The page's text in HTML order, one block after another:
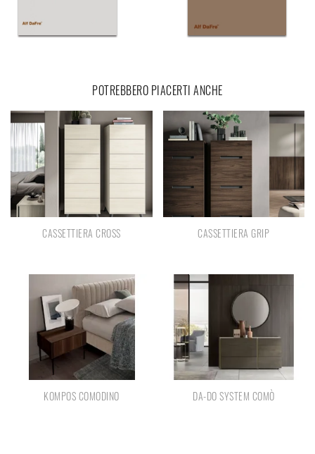
POTREBBERO PIACERTI ANCHE
CASSETTIERA CROSS CASSETTIERA GRIP
KOMPOS COMODINO DA-DO SYSTEM COMÒ